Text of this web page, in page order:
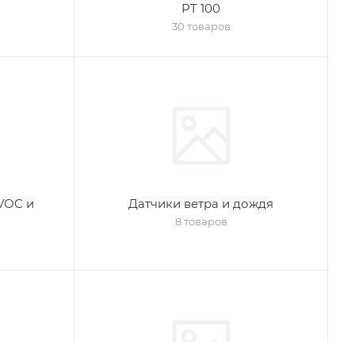
PT 100
30 товаров
и
Датчики ветра и дождя
8 товаров